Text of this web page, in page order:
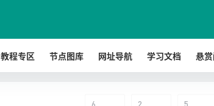
教程专区 节点图库 网址导航 学习文档 悬
6 2 5